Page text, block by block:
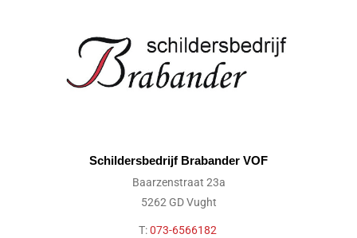
Schildersbedrijf Brabander VOF
Baarzenstraat 23a
5262 GD Vught
T:073-6566182